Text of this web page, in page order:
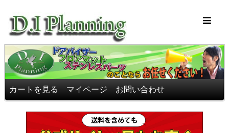
カートを見る マイページ お問い合わせ